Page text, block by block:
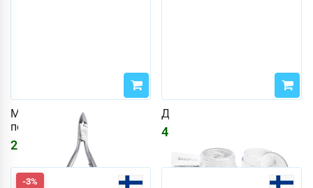
Маникюрные/
педикюрные кусачки
2166 ₽
Дорожные баночки, 2 шт
497
-3%